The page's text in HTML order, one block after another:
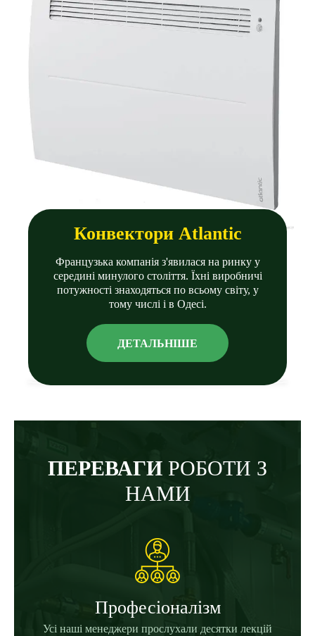
Конвектори Atlantic
Французька компанія з'явилася на ринку у
середині минулого століття. Їхні виробничі
потужності знаходяться по всьому світу, у
тому числі і в Одесі.
ДЕТАЛЬНIШЕ
ПЕРЕВАГИ РОБОТИ З
НАМИ
Професіоналізм
Усі наші менеджери прослухали десятки лекцій